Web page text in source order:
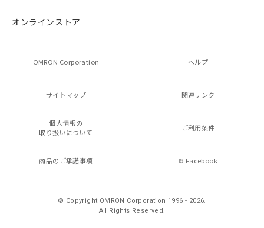
オンラインストア
OMRON Corporation ヘルプ
サイトマップ 関連リンク
個人情報の
取り扱いについて
ご利用条件
商品のご承諾事項 Facebook
© Copyright OMRON Corporation 1996 - 2026.
All Rights Reserved.